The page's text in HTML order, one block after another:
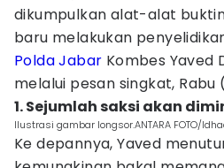
dikumpulkan alat-alat
baru melakukan
Polda Jabar Kombes Yaved
melalui pesan singkat, Rabu
1. Sejumlah saksi akan
Ilustrasi gambar longsor.ANTARA FOTO/
Ke depannya, Yaved